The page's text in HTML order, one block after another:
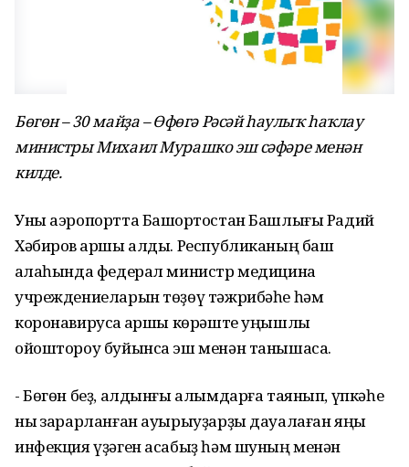
Бөгөн – 30 майҙа – Өфөгә Рәсәй һаулыҡ һаҡлау
министры Михаил Мурашко эш сәфәре менән
килде.
Уны аэропортта Башҡортостан Башлығы Радий
Хәбиров ҡаршы алды. Республиканың баш
ҡалаһында федерал министр медицина
учреждениеларын төҙөү тәжрибәһе һәм
коронавирусҡа ҡаршы көрәште уңышлы
ойоштороу буйынса эш менән танышасаҡ.
- Бөгөн беҙ, алдынғы алымдарға таянып, үпкәһе
ныҡ зарарланған ауырыуҙарҙы дауалаған яңы
инфекция үҙәген асабыҙ һәм шуның менән